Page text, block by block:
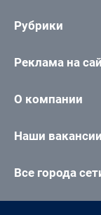
Рубрики
Реклама на
О компании
Наши вакансии
Все города